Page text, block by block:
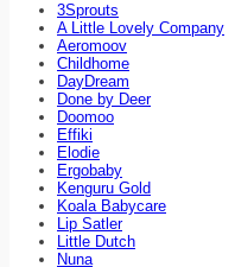
3Sprouts
A Little Lovely Company
Aeromoov
Childhome
DayDream
Done by Deer
Doomoo
Effiki
Elodie
Ergobaby
Kenguru Gold
Koala Babycare
Lip Satler
Little Dutch
Nuna